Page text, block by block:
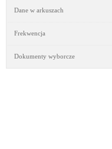
Dane w arkuszach
Frekwencja
Dokumenty wyborcze